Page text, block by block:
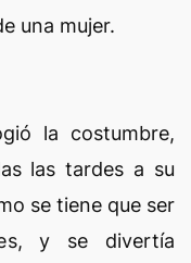
una mujer.
la costumbre,
las tardes a su
se tiene que ser
y se divertía